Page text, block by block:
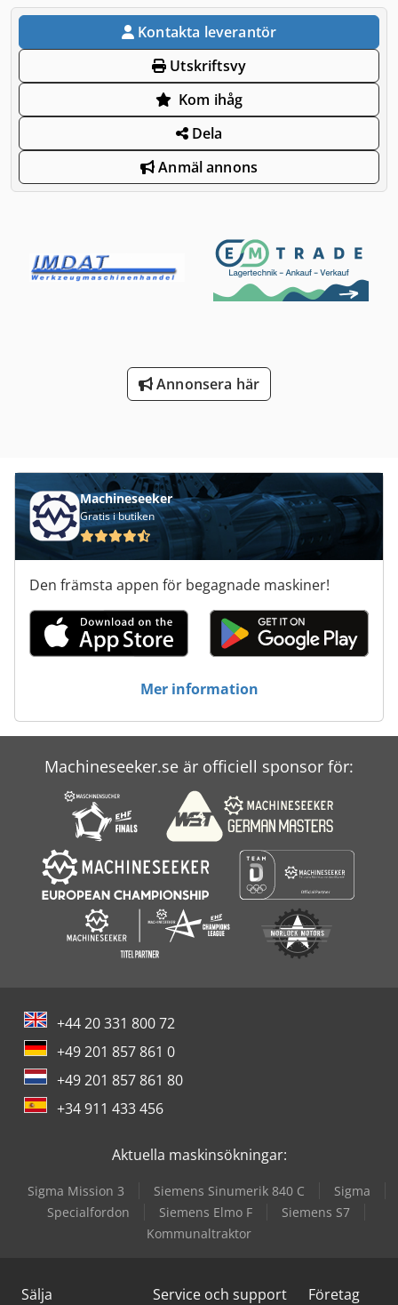
Kontakta leverantör
Utskriftsvy
Kom ihåg
Dela
Anmäl annons
Annonsera här
Machineseeker
Gratis i butiken
Den främsta appen för begagnade maskiner!
Mer information
Machineseeker.se är officiell sponsor för:
+44 20 331 800 72
+49 201 857 861 0
+49 201 857 861 80
+34 911 433 456
Aktuella maskinsökningar:
Sigma Mission 3 Siemens Sinumerik 840 C
Sigma
Specialfordon
Siemens Elmo F
Siemens S7
Kommunaltraktor
Sälja Service och support Företag